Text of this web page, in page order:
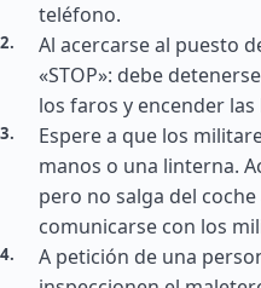
teléfono.
Al acercarse al puesto
«STOP»: debe
los faros y encender
Espere a que los
manos o una linterna.
pero no salga del
comunicarse con los
A petición de una